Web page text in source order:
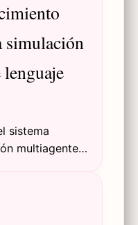
simulación
sistema
multiagente
un agente